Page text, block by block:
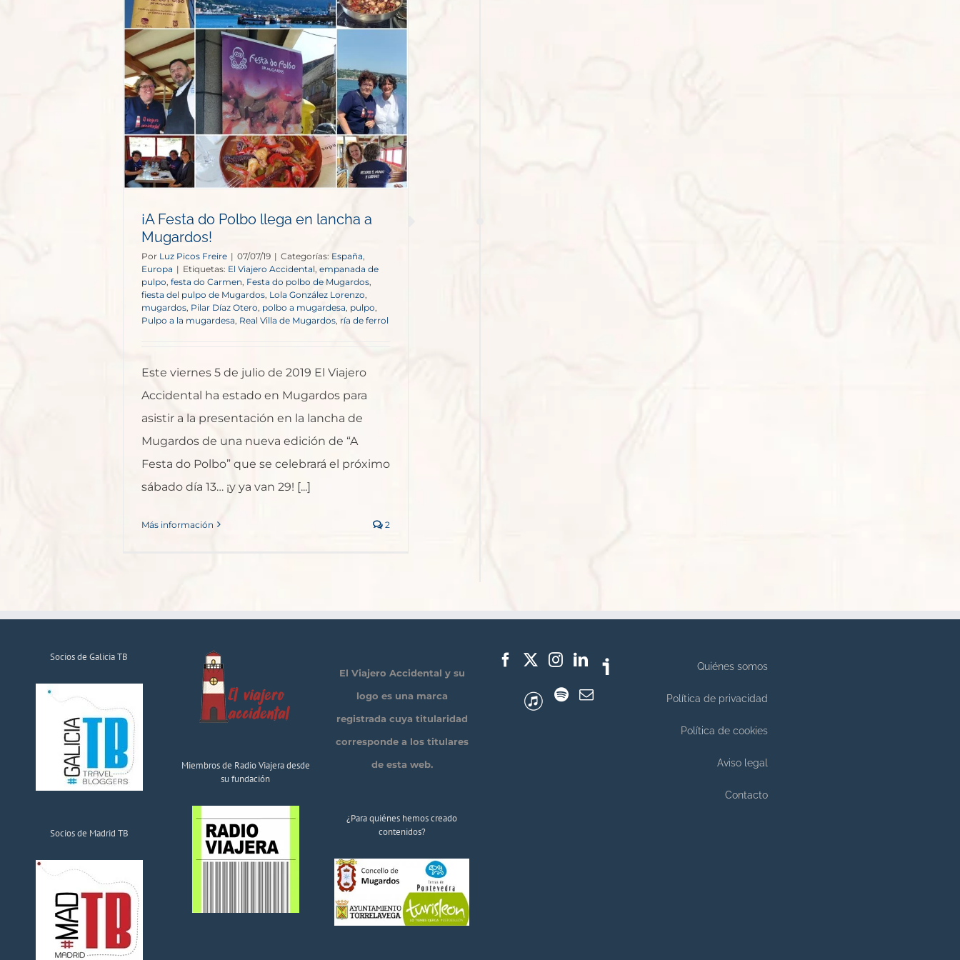
¡A Festa do Polbo llega en lancha a
Mugardos!
Por Luz Picos Freire | 07/07/19 | Categorías: España
Europa | Etiquetas: El Viajero Accidental, empanada de
pulpo, festa do Carmen Festa do polbo de Mugardos
fiesta del pulpo de Mugardos Lola González Lorenzo
mugardos, Pilar Díaz Otero, polbo a mugardesa pulpo
Pulpo a la mugardesa Real Villa de Mugardos ría de ferrol
Este viernes 5 de julio de 2019 El Viajero
Accidental ha estado en Mugardos para
asistir a la presentación en la lancha de
Mugardos de una nueva edición de “A
Festa do Polbo” que se celebrará el próximo
sábado día 13… ¡y ya van 29! [...]
Más información 2
Socios de Galicia TB
Socios de Madrid TB
Miembros de Radio Viajera desde
su fundación
El Viajero Accidental y su
logo es una marca
registrada cuya titularidad
corresponde a los titulares
de esta web.
¿Para quiénes hemos creado
contenidos?
Quiénes somos
Política de privacidad
Política de cookies
Aviso legal
Contacto